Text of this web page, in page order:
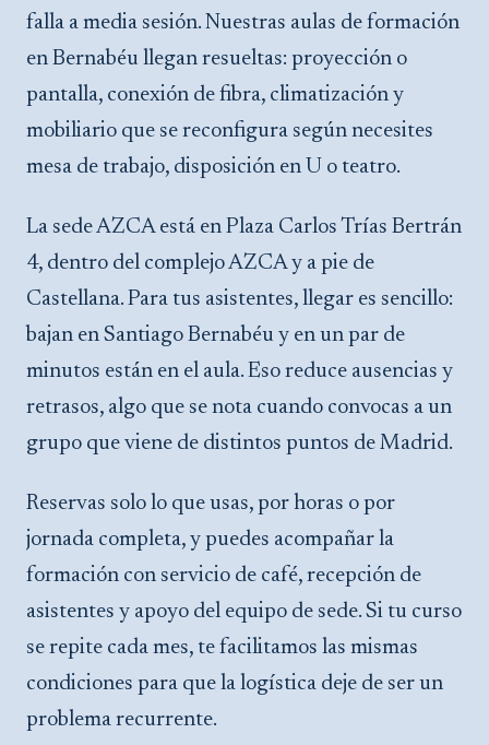
falla a media sesión. Nuestras aulas de formación
en Bernabéu llegan resueltas: proyección o
pantalla, conexión de fibra, climatización y
mobiliario que se reconfigura según necesites
mesa de trabajo, disposición en U o teatro.
La sede AZCA está en Plaza Carlos Trías Bertrán
4, dentro del complejo AZCA y a pie de
Castellana. Para tus asistentes, llegar es sencillo:
bajan en Santiago Bernabéu y en un par de
minutos están en el aula. Eso reduce ausencias y
retrasos, algo que se nota cuando convocas a un
grupo que viene de distintos puntos de Madrid.
Reservas solo lo que usas, por horas o por
jornada completa, y puedes acompañar la
formación con servicio de café, recepción de
asistentes y apoyo del equipo de sede. Si tu curso
se repite cada mes, te facilitamos las mismas
condiciones para que la logística deje de ser un
problema recurrente.